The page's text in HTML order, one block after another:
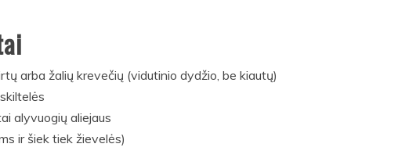
arba žalių krevečių (vidutinio dydžio, be kiautų)
alyvuogių aliejaus
ir šiek tiek žievelės)